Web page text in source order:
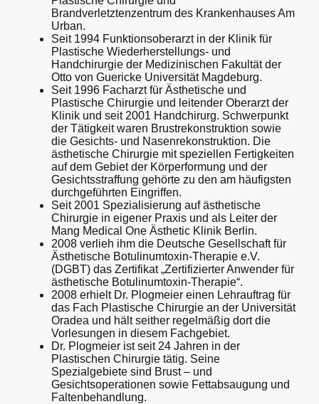
Brandverletztenzentrum des Krankenhauses Am
Urban.
Seit 1994 Funktionsoberarzt in der Klinik für
Plastische Wiederherstellungs- und
Handchirurgie der Medizinischen Fakultät der
Otto von Guericke Universität Magdeburg.
Seit 1996 Facharzt für Ästhetische und
Plastische Chirurgie und leitender Oberarzt der
Klinik und seit 2001 Handchirurg. Schwerpunkt
der Tätigkeit waren Brustrekonstruktion sowie
die Gesichts- und Nasenrekonstruktion. Die
ästhetische Chirurgie mit speziellen Fertigkeiten
auf dem Gebiet der Körperformung und der
Gesichtsstraffung gehörte zu den am häufigsten
durchgeführten Eingriffen.
Seit 2001 Spezialisierung auf ästhetische
Chirurgie in eigener Praxis und als Leiter der
Mang Medical One Ästhetic Klinik Berlin.
2008 verlieh ihm die Deutsche Gesellschaft für
Ästhetische Botulinumtoxin-Therapie e.V.
(DGBT) das Zertifikat „Zertifizierter Anwender für
ästhetische Botulinumtoxin-Therapie“.
2008 erhielt Dr. Plogmeier einen Lehrauftrag für
das Fach Plastische Chirurgie an der Universität
Oradea und hält seither regelmäßig dort die
Vorlesungen in diesem Fachgebiet.
Dr. Plogmeier ist seit 24 Jahren in der
Plastischen Chirurgie tätig. Seine
Spezialgebiete sind Brust – und
Gesichtsoperationen sowie Fettabsaugung und
Faltenbehandlung.